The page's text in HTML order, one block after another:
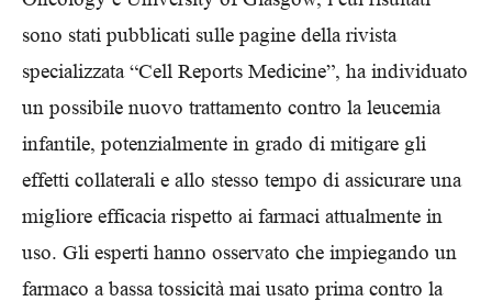
sono stati pubblicati sulle pagine della rivista
specializzata “Cell Reports Medicine”, ha individuato
un possibile nuovo trattamento contro la leucemia
infantile, potenzialmente in grado di mitigare gli
effetti collaterali e allo stesso tempo di assicurare una
migliore efficacia rispetto ai farmaci attualmente in
uso. Gli esperti hanno osservato che impiegando un
farmaco a bassa tossicità mai usato prima contro la